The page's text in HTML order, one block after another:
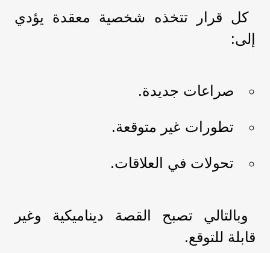
كل قرار تتخذه شخصية معقدة يؤدي
إلى:
صراعات جديدة.
تطورات غير متوقعة.
تحولات في العلاقات.
وبالتالي تصبح القصة ديناميكية وغير
قابلة للتوقع.